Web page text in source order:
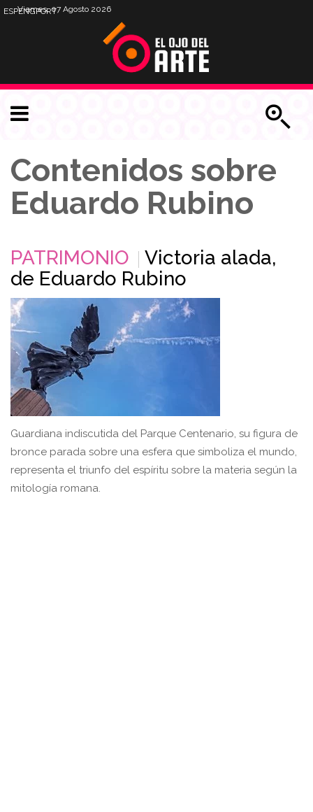
Viernes, 07 Agosto 2026
ESPENGPORT
Contenidos sobre
Eduardo Rubino
PATRIMONIO
Victoria alada,
de Eduardo Rubino
Guardiana indiscutida del Parque Centenario, su figura de
bronce parada sobre una esfera que simboliza el mundo,
representa el triunfo del espíritu sobre la materia según la
mitología romana.